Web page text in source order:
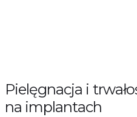
Pielęgnacja i
na implantach